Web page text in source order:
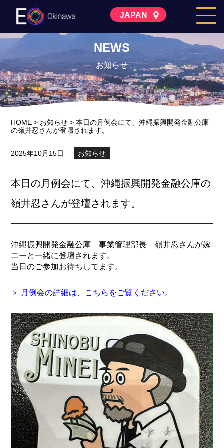
JAPAN
NEWS
お知らせ
HOME > お知らせ >本日の月例会にて、沖縄振興開発金融公庫
の嶺井忍さんが登壇されます。
2025年10月15日 お知らせ
本日の月例会にて、沖縄振興開発金融公庫の
嶺井忍さんが登壇されます。
沖縄振興開発金融公庫 事業管理部長 嶺井忍さんが嫁
ニーと一緒に登壇されます。
当日のご参加お待ちしてます。
＞ 月例会の詳細は、こちらをご覧ください。